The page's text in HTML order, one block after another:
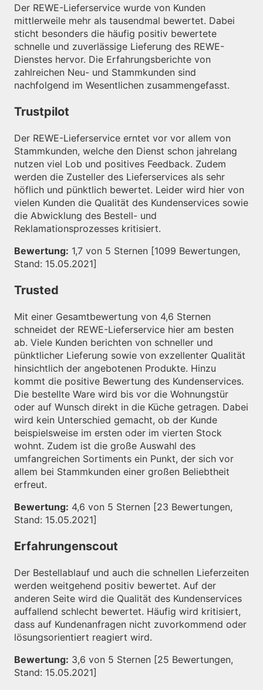
Der REWE-Lieferservice wurde von Kunden
mittlerweile mehr als tausendmal bewertet. Dabei
sticht besonders die häufig positiv bewertete
schnelle und zuverlässige Lieferung des REWE-
Dienstes hervor. Die Erfahrungsberichte von
zahlreichen Neu- und Stammkunden sind
nachfolgend im Wesentlichen zusammengefasst.
Trustpilot
Der REWE-Lieferservice erntet vor vor allem von
Stammkunden, welche den Dienst schon jahrelang
nutzen viel Lob und positives Feedback. Zudem
werden die Zusteller des Lieferservices als sehr
höflich und pünktlich bewertet. Leider wird hier von
vielen Kunden die Qualität des Kundenservices sowie
die Abwicklung des Bestell- und
Reklamationsprozesses kritisiert.
Bewertung: 1,7 von 5 Sternen [1099 Bewertungen,
Stand: 15.05.2021]
Trusted
Mit einer Gesamtbewertung von 4,6 Sternen
schneidet der REWE-Lieferservice hier am besten
ab. Viele Kunden berichten von schneller und
pünktlicher Lieferung sowie von exzellenter Qualität
hinsichtlich der angebotenen Produkte. Hinzu
kommt die positive Bewertung des Kundenservices.
Die bestellte Ware wird bis vor die Wohnungstür
oder auf Wunsch direkt in die Küche getragen. Dabei
wird kein Unterschied gemacht, ob der Kunde
beispielsweise im ersten oder im vierten Stock
wohnt. Zudem ist die große Auswahl des
umfangreichen Sortiments ein Punkt, der sich vor
allem bei Stammkunden einer großen Beliebtheit
erfreut.
Bewertung: 4,6 von 5 Sternen [23 Bewertungen,
Stand: 15.05.2021]
Erfahrungenscout
Der Bestellablauf und auch die schnellen Lieferzeiten
werden weitgehend positiv bewertet. Auf der
anderen Seite wird die Qualität des Kundenservices
auffallend schlecht bewertet. Häufig wird kritisiert,
dass auf Kundenanfragen nicht zuvorkommend oder
lösungsorientiert reagiert wird.
Bewertung: 3,6 von 5 Sternen [25 Bewertungen,
Stand: 15.05.2021]